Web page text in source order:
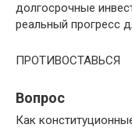
долгосрочные
реальный прогресс
ПРОТИВОСТАВЬСЯ
Вопрос
Как